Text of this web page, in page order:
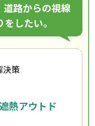
道路からの視線
したい。
決策
熱アウトド